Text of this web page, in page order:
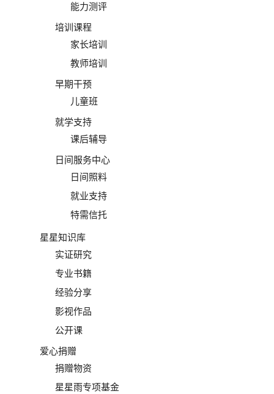
能力测评
培训课程
家长培训
教师培训
早期干预
儿童班
就学支持
课后辅导
日间服务中心
日间照料
就业支持
特需信托
星星知识库
实证研究
专业书籍
经验分享
影视作品
公开课
爱心捐赠
捐赠物资
星星雨专项基金